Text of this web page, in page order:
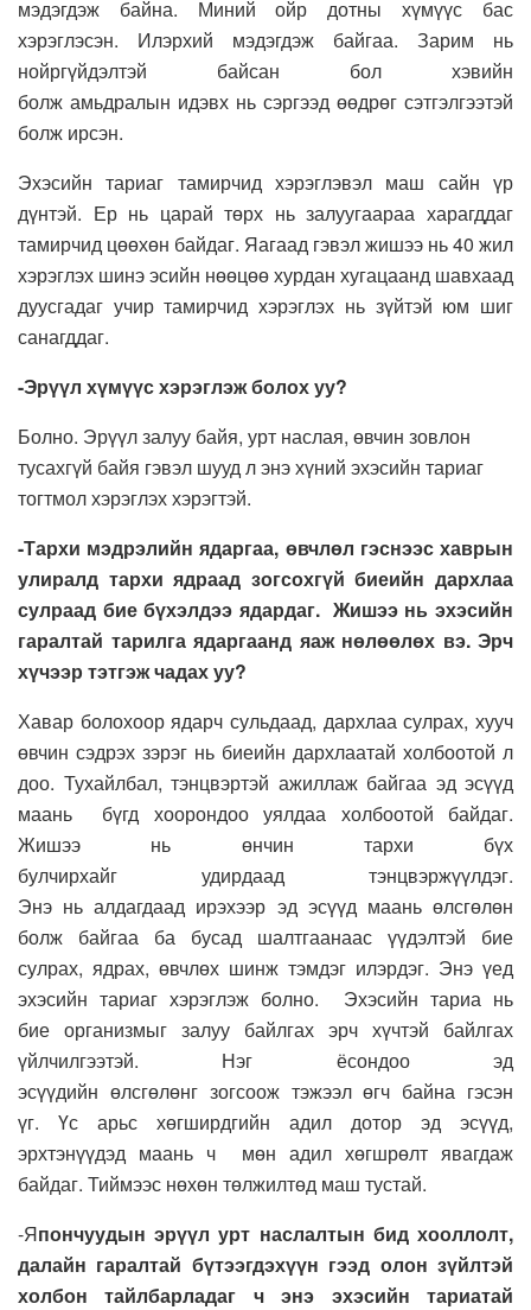
мэдэгдэж байна. Миний ойр дотны хүмүүс бас
хэрэглэсэн. Илэрхий мэдэгдэж байгаа. Зарим нь
нойргүйдэлтэй байсан бол хэвийн
болж амьдралын идэвх нь сэргээд өөдрөг сэтгэлгээтэй
болж ирсэн.
Эхэсийн тариаг тамирчид хэрэглэвэл маш сайн үр
дүнтэй. Ер нь царай төрх нь залуугаараа харагддаг
тамирчид цөөхөн байдаг. Яагаад гэвэл жишээ нь 40 жил
хэрэглэх шинэ эсийн нөөцөө хурдан хугацаанд шавхаад
дуусгадаг учир тамирчид хэрэглэх нь зүйтэй юм шиг
санагддаг.
-Эрүүл хүмүүс хэрэглэж болох уу?
Болно. Эрүүл залуу байя, урт наслая, өвчин зовлон
тусахгүй байя гэвэл шууд л энэ хүний эхэсийн тариаг
тогтмол хэрэглэх хэрэгтэй.
-Тархи мэдрэлийн ядаргаа, өвчлөл гэснээс хаврын
улиралд тархи ядраад зогсохгүй биеийн дархлаа
сулраад бие бүхэлдээ ядардаг. Жишээ нь эхэсийн
гаралтай тарилга ядаргаанд яаж нөлөөлөх вэ. Эрч
хүчээр тэтгэж чадах уу?
Хавар болохоор ядарч сульдаад, дархлаа сулрах, хууч
өвчин сэдрэх зэрэг нь биеийн дархлаатай холбоотой л
доо. Тухайлбал, тэнцвэртэй ажиллаж байгаа эд эсүүд
маань бүгд хоорондоо уялдаа холбоотой байдаг.
Жишээ нь өнчин тархи бүх
булчирхайг удирдаад тэнцвэржүүлдэг.
Энэ нь алдагдаад ирэхээр эд эсүүд маань өлсгөлөн
болж байгаа ба бусад шалтгаанаас үүдэлтэй бие
сулрах, ядрах, өвчлөх шинж тэмдэг илэрдэг. Энэ үед
эхэсийн тариаг хэрэглэж болно. Эхэсийн тариа нь
бие организмыг залуу байлгах эрч хүчтэй байлгах
үйлчилгээтэй. Нэг ёсондоо эд
эсүүдийн өлсгөлөнг зогсоож тэжээл өгч байна гэсэн
үг. Үс арьс хөгширдгийн адил дотор эд эсүүд,
эрхтэнүүдэд маань ч мөн адил хөгшрөлт явагдаж
байдаг. Тиймээс нөхөн төлжилтөд маш тустай.
-Япончуудын эрүүл урт наслалтын бид хооллолт,
далайн гаралтай бүтээгдэхүүн гээд олон зүйлтэй
холбон тайлбарладаг ч энэ эхэсийн тариатай